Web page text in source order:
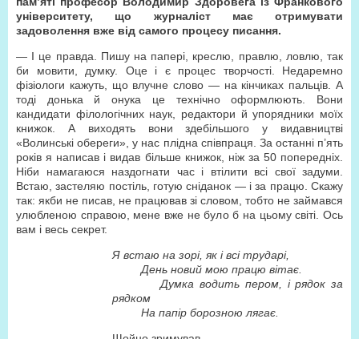
університету, що журналіст має отримувати
задоволення вже від самого процесу писання.
— І це правда. Пишу на папері, креслю, правлю, ловлю, так
би мовити, думку. Оце і є процес творчості. Недаремно
фізіологи кажуть, що влучне слово — на кінчиках пальців. А
тоді донька й онука це технічно оформлюють. Вони
кандидати філологічних наук, редактори й упорядники моїх
книжок. А виходять вони здебільшого у видавництві
«Волинські обереги», у нас плідна співпраця. За останні п’ять
років я написав і видав більше книжок, ніж за 50 попередніх.
Ніби намагаюся наздогнати час і втілити всі свої задуми.
Встаю, застеляю постіль, готую сніданок — і за працю. Скажу
так: якби не писав, не працював зі словом, тобто не займався
улюбленою справою, мене вже не було б на цьому світі. Ось
вам і весь секрет.
Я встаю на зорі, як і всі трударі,
День новий мою працю вітає.
Думка водить пером, і рядок за
рядком
На папір борозною лягає.